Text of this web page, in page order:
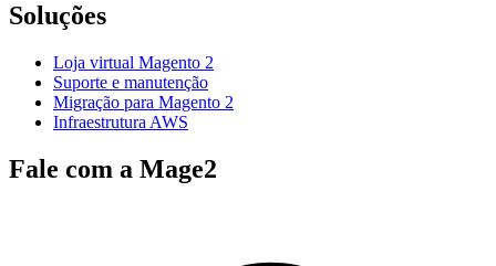
Soluções
Loja virtual Magento 2
Suporte e manutenção
Migração para Magento 2
Infraestrutura AWS
Fale com a Mage2